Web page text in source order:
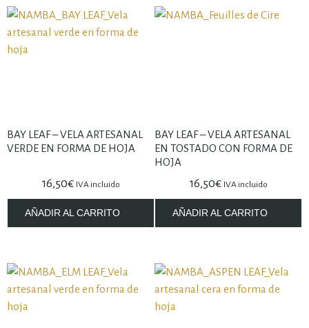
BAY LEAF – VELA ARTESANAL
VERDE EN FORMA DE HOJA
16,50€ IVA incluido
AÑADIR AL CARRITO
BAY LEAF – VELA ARTESANAL
EN TOSTADO CON FORMA DE
HOJA
16,50€ IVA incluido
AÑADIR AL CARRITO